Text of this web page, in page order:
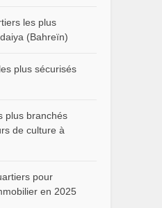
les plus
(Bahreïn)
plus sécurisés
plus branchés
de culture à
pour
en 2025